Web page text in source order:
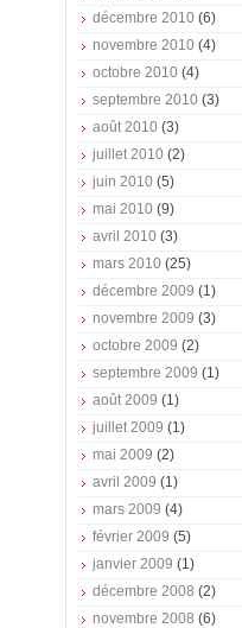
décembre 2010 (6)
novembre 2010 (4)
octobre 2010 (4)
septembre 2010 (3)
août 2010 (3)
juillet 2010 (2)
juin 2010 (5)
mai 2010 (9)
avril 2010 (3)
mars 2010 (25)
décembre 2009 (1)
novembre 2009 (3)
octobre 2009 (2)
septembre 2009 (1)
août 2009 (1)
juillet 2009 (1)
mai 2009 (2)
avril 2009 (1)
mars 2009 (4)
février 2009 (5)
janvier 2009 (1)
décembre 2008 (2)
novembre 2008 (6)